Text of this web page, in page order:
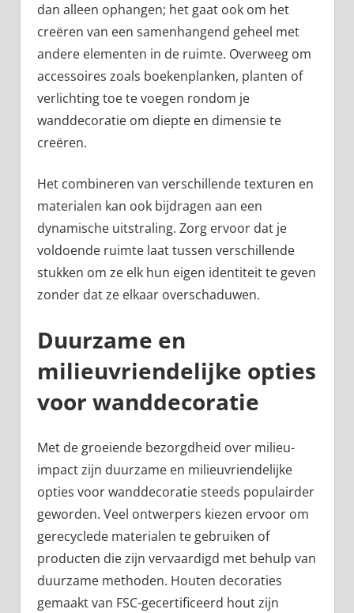
dan alleen ophangen; het gaat ook om het
creëren van een samenhangend geheel met
andere elementen in de ruimte. Overweeg om
accessoires zoals boekenplanken, planten of
verlichting toe te voegen rondom je
wanddecoratie om diepte en dimensie te
creëren.
Het combineren van verschillende texturen en
materialen kan ook bijdragen aan een
dynamische uitstraling. Zorg ervoor dat je
voldoende ruimte laat tussen verschillende
stukken om ze elk hun eigen identiteit te geven
zonder dat ze elkaar overschaduwen.
Duurzame en
milieuvriendelijke opties
voor wanddecoratie
Met de groeiende bezorgdheid over milieu-
impact zijn duurzame en milieuvriendelijke
opties voor wanddecoratie steeds populairder
geworden. Veel ontwerpers kiezen ervoor om
gerecyclede materialen te gebruiken of
producten die zijn vervaardigd met behulp van
duurzame methoden. Houten decoraties
gemaakt van FSC-gecertificeerd hout zijn